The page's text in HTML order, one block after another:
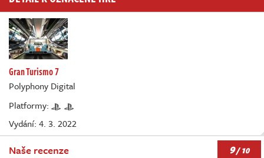
Gran Turismo 7
Polyphony Digital
Platformy:
Vydání: 4. 3. 2022
Naše recenze 9/ 10